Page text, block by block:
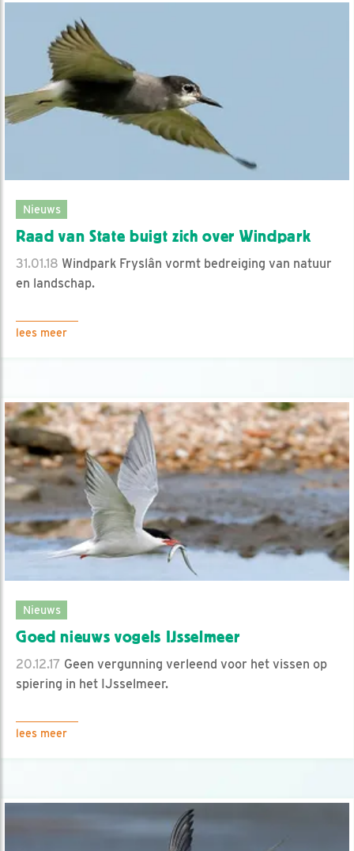
Nieuws
Raad van State buigt zich over Windpark
31.01.18 Windpark Fryslân vormt bedreiging van natuur
en landschap.
lees meer
Nieuws
Goed nieuws vogels IJsselmeer
20.12.17 Geen vergunning verleend voor het vissen op
spiering in het IJsselmeer.
lees meer